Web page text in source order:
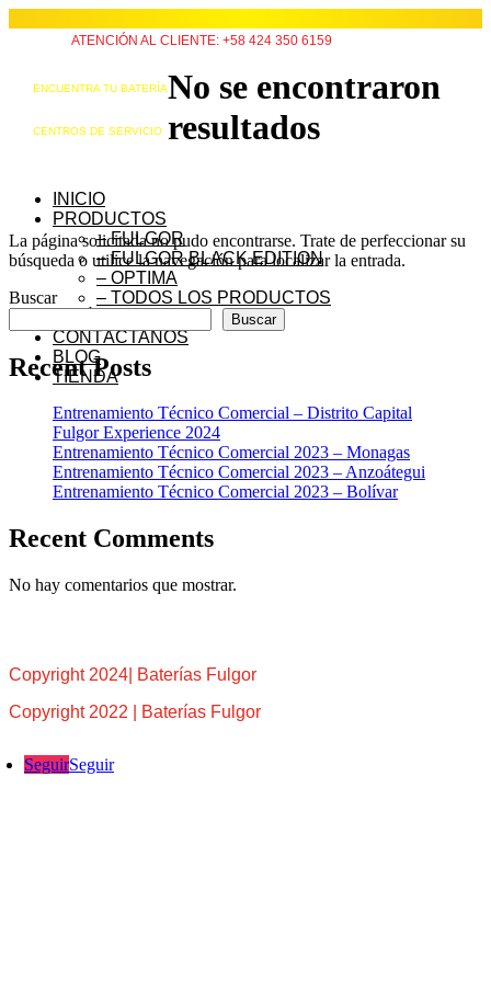
ATENCIÓN AL CLIENTE: +58 424 350 6159
ENCUENTRA TU BATERÍA
CENTROS DE SERVICIO
INICIO
PRODUCTOS
– FULGOR
– FULGOR BLACK EDITION
– OPTIMA
– TODOS LOS PRODUCTOS
CONTÁCTANOS
BLOG
TIENDA
No se encontraron
resultados
La página solicitada no pudo encontrarse. Trate de perfeccionar su
búsqueda o utilice la navegación para localizar la entrada.
Buscar
Buscar
Recent Posts
Entrenamiento Técnico Comercial – Distrito Capital
Fulgor Experience 2024
Entrenamiento Técnico Comercial 2023 – Monagas
Entrenamiento Técnico Comercial 2023 – Anzoátegui
Entrenamiento Técnico Comercial 2023 – Bolívar
Recent Comments
No hay comentarios que mostrar.
Copyright 2024| Baterías Fulgor
Copyright 2022 | Baterías Fulgor
SeguirSeguir